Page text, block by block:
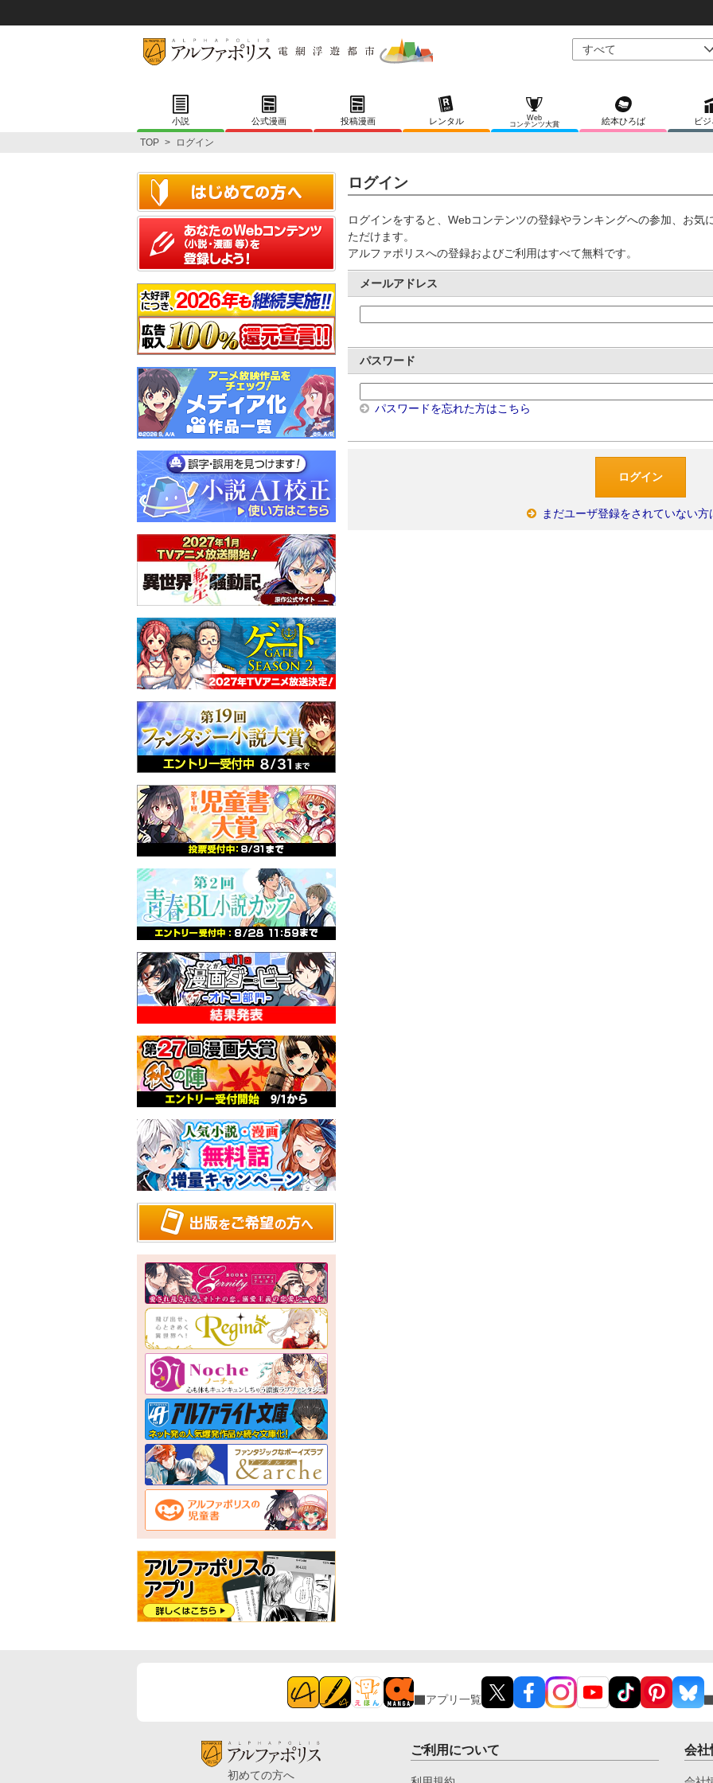
小説 公式漫画 投稿漫画 レンタル
Web
コンテンツ大賞
絵本ひろば ビ
TOP > ログイン
ログイン
ログインをすると、Webコンテンツの登録やランキングへの参加、お気
ただけます。
アルファポリスへの登録およびご利用はすべて無料です。
メールアドレス
パスワード
パスワードを忘れた方はこちら
まだユーザ登録をされていない方
アプリ一覧
初めての方へ
ご利用について 会社